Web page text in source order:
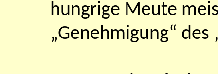
hungrige Meute
„Genehmigung“